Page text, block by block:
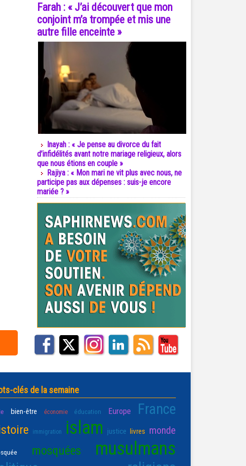
Farah : « J’ai découvert que mon
conjoint m’a trompée et mis une
autre fille enceinte »
Inayah : « Je pense au divorce du fait
d’infidélités avant notre mariage religieux, alors
que nous étions en couple »
Rajiya : « Mon mari ne vit plus avec nous, ne
participe pas aux dépenses : suis-je encore
mariée ? »
clés de la semaine
bien-être économie éducation Europe France
immigration islam justice livres monde
mosquées musulmans